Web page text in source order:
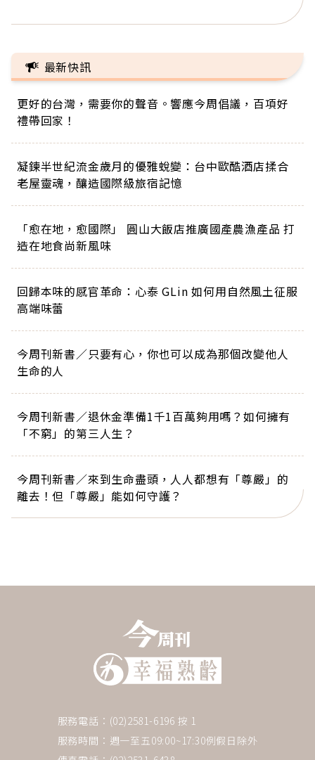
最新快訊
更好的台灣，需要你的聲音。響應今周倡議，百項好
禮帶回家！
凝鍊半世紀流金歲月的優雅蛻變：台中歐酷酒店揉合
老屋靈魂，釀造國際級旅宿記憶
「愈在地，愈國際」 圓山大飯店推廣國產農漁產品 打
造在地食尚新風味
回歸本味的感官革命：心泰 GLin 如何用自然風土征服
高端味蕾
今周刊新書／只要有心，你也可以成為那個改變他人
生命的人
今周刊新書／退休金準備1千1百萬夠用嗎？如何擁有
「不窮」的第三人生？
今周刊新書／來到生命盡頭，人人都想有「尊嚴」的
離去！但「尊嚴」能如何守護？
服務電話：(02)2581-6196 按 1
服務時間：週一至五09:00~17:30例假日除外